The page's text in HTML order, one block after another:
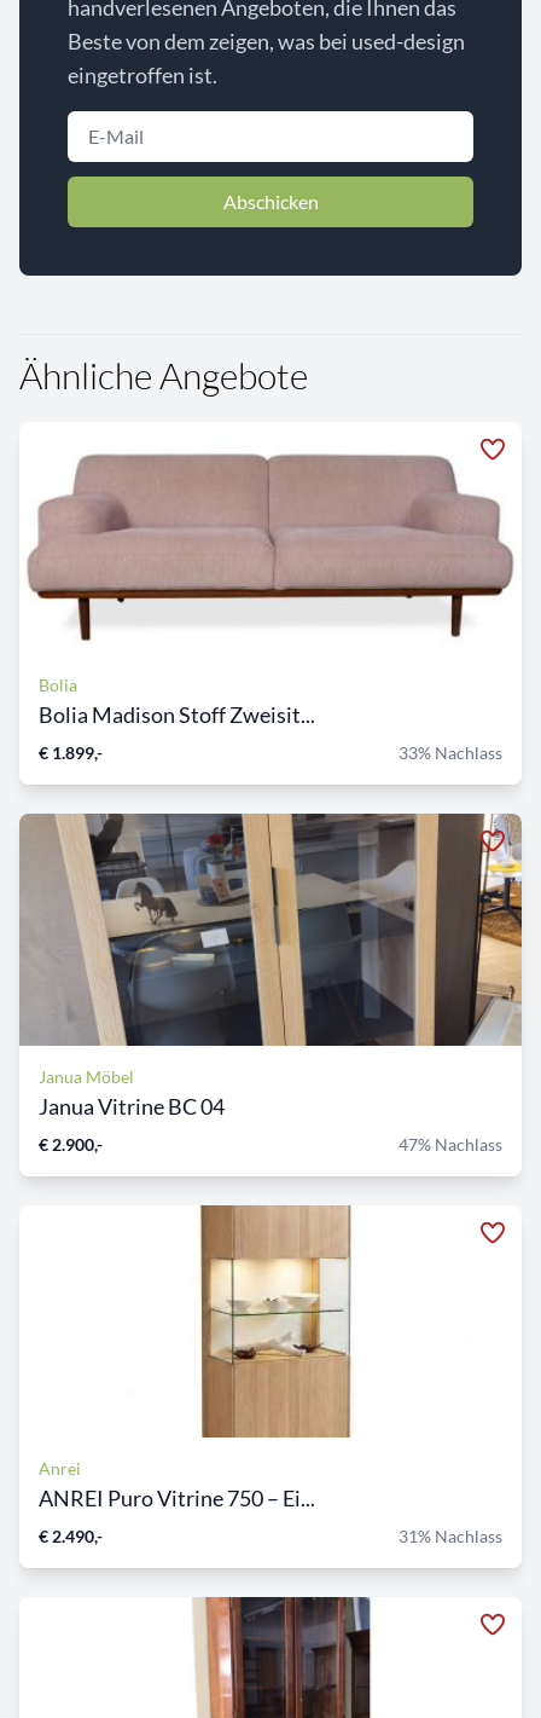
handverlesenen Angeboten, die Ihnen das
Beste von dem zeigen, was bei used-design
eingetroffen ist.
Abschicken
Ähnliche Angebote
Bolia
Bolia Madison Stoff Zweisit...
€ 1.899,- 33% Nachlass
Janua Möbel
Janua Vitrine BC 04
€ 2.900,- 47% Nachlass
Anrei
ANREI Puro Vitrine 750 – Ei...
€ 2.490,- 31% Nachlass